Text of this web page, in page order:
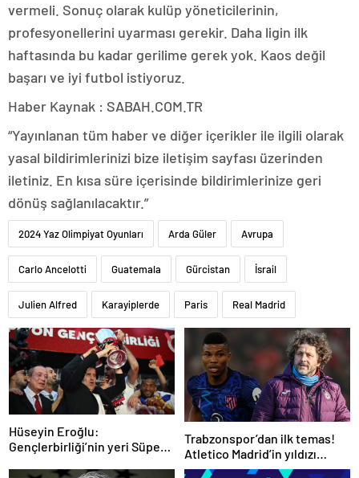
vermeli. Sonuç olarak kulüp yöneticilerinin,
profesyonellerini uyarması gerekir. Daha ligin ilk
haftasında bu kadar gerilime gerek yok. Kaos değil
başarı ve iyi futbol istiyoruz.
Haber Kaynak : SABAH.COM.TR
“Yayınlanan tüm haber ve diğer içerikler ile ilgili olarak
yasal bildirimlerinizi bize iletişim sayfası üzerinden
iletiniz. En kısa süre içerisinde bildirimlerinize geri
dönüş sağlanılacaktır.”
2024 Yaz Olimpiyat Oyunları Arda Güler Avrupa
Carlo Ancelotti Guatemala Gürcistan İsrail
Julien Alfred Karayiplerde Paris Real Madrid
Hüseyin Eroğlu:
Gençlerbirliği’nin yeri Süper
Trabzonspor’dan ilk temas!
Atletico Madrid’in yıldızı
gündemde